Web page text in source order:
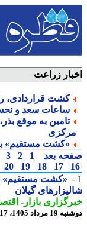
زراعت
کشت قراردادی،
ساعات سعد و نحس امروز
تامین به موقع بذر،
«کشت مستقیم» برنج در 700 هکتار از
بعد
1
2
3
4
17
18
19
20
گیلان
بازار- اقتصادی
1405، 12:17